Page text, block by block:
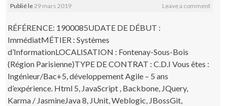
Publié le 29 mars 2019 Leave a comment
RÉFÉRENCE: 1900085UDATE DE DÉBUT :
ImmédiatMÉTIER : Systèmes
d’InformationLOCALISATION : Fontenay-Sous-Bois
(Région Parisienne)TYPE DE CONTRAT : C.D.I Vous êtes :
Ingénieur/Bac+5, développement Agile – 5 ans
d’expérience. Html 5, JavaScript , Backbone, JQuery,
Karma / JasmineJava 8, JUnit, Weblogic, JBossGit,